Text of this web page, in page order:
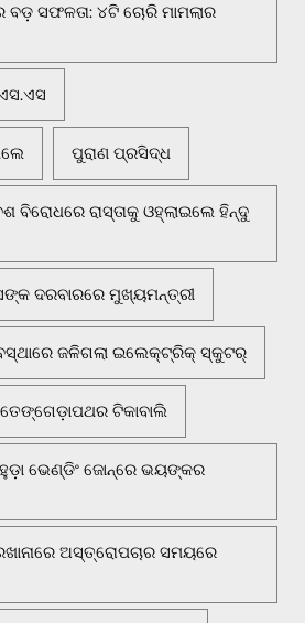
ସଫଳତା: ୪ଟି ଚୋରି ମାମଲାର
ପୁରାଣ ପ୍ରସିଦ୍ଧ
ବିରୋଧରେ ରାସ୍ତାକୁ ଓହ୍ଲାଇଲେ ହିନ୍ଦୁ
ଦରବାରରେ ମୁଖ୍ୟମନ୍ତ୍ରୀ
ଜଳିଗଲା ଇଲେକ୍ଟ୍ରିକ୍ ସ୍କୁଟର୍
ଟିକାବାଲି
ଭେଣ୍ଡିଂ ଜୋନ୍‌ରେ ଭୟଙ୍କର
ଅସ୍ତ୍ରୋପଚାର ସମୟରେ